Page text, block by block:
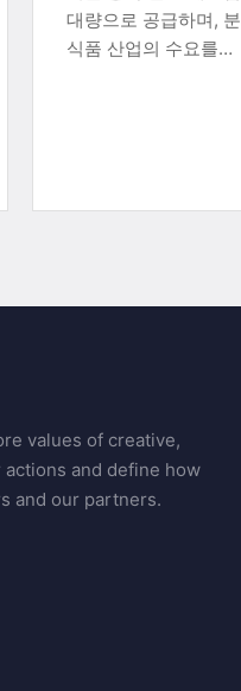
대량으로 공급하며,
식품 산업의 수요를…
values of creative,
and define how
and our partners.